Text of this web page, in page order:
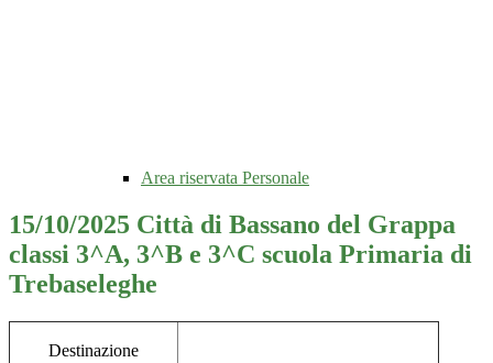
Area riservata Personale
15/10/2025 Città di Bassano del Grappa
classi 3^A, 3^B e 3^C scuola Primaria di
Trebaseleghe
Destinazione